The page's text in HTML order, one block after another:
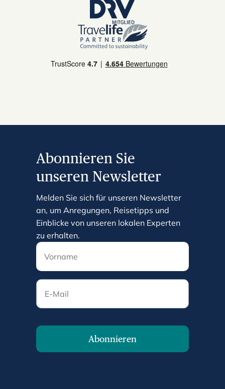
Abonnieren Sie
unseren Newsletter
Melden Sie sich für unseren Newsletter
an, um Anregungen, Reisetipps und
Einblicke von unseren lokalen Experten
zu erhalten.
E-Mail
Abonnieren